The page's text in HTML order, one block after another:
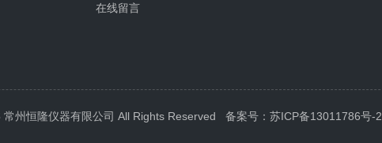
在线留言
常州恒隆仪器有限公司 All Rights Reserved 备案号：苏ICP备13011786号-2